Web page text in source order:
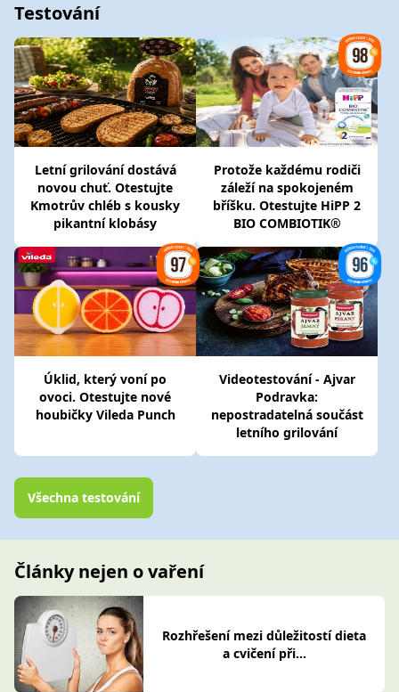
Testování
Letní grilování dostává
novou chuť. Otestujte
Kmotrův chléb s kousky
pikantní klobásy
Protože každému rodiči
záleží na spokojeném
bříšku. Otestujte HiPP 2
BIO COMBIOTIK®
Úklid, který voní po
ovoci. Otestujte nové
houbičky Vileda Punch
Videotestování - Ajvar
Podravka:
nepostradatelná součást
letního grilování
Všechna testování
Články nejen o vaření
Rozhřešení mezi důležitostí dieta
a cvičení při...